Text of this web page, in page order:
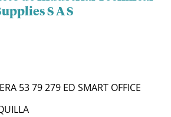
S A S
53 79 279 ED SMART OFFICE